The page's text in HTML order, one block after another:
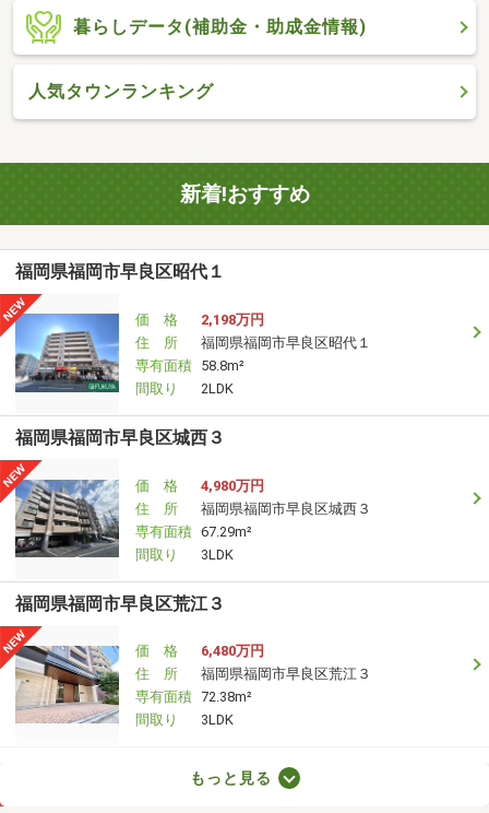
暮らしデータ(補助金・助成金情報)
人気タウンランキング
新着!おすすめ
福岡県福岡市早良区昭代１
価 格
2,198万円
住 所
福岡県福岡市早良区昭代１
専有面積 58.8m²
間取り
2LDK
福岡県福岡市早良区城西３
価 格
4,980万円
住 所
福岡県福岡市早良区城西３
専有面積 67.29m²
間取り
3LDK
福岡県福岡市早良区荒江３
価 格
6,480万円
住 所
福岡県福岡市早良区荒江３
専有面積 72.38m²
間取り
3LDK
もっと見る